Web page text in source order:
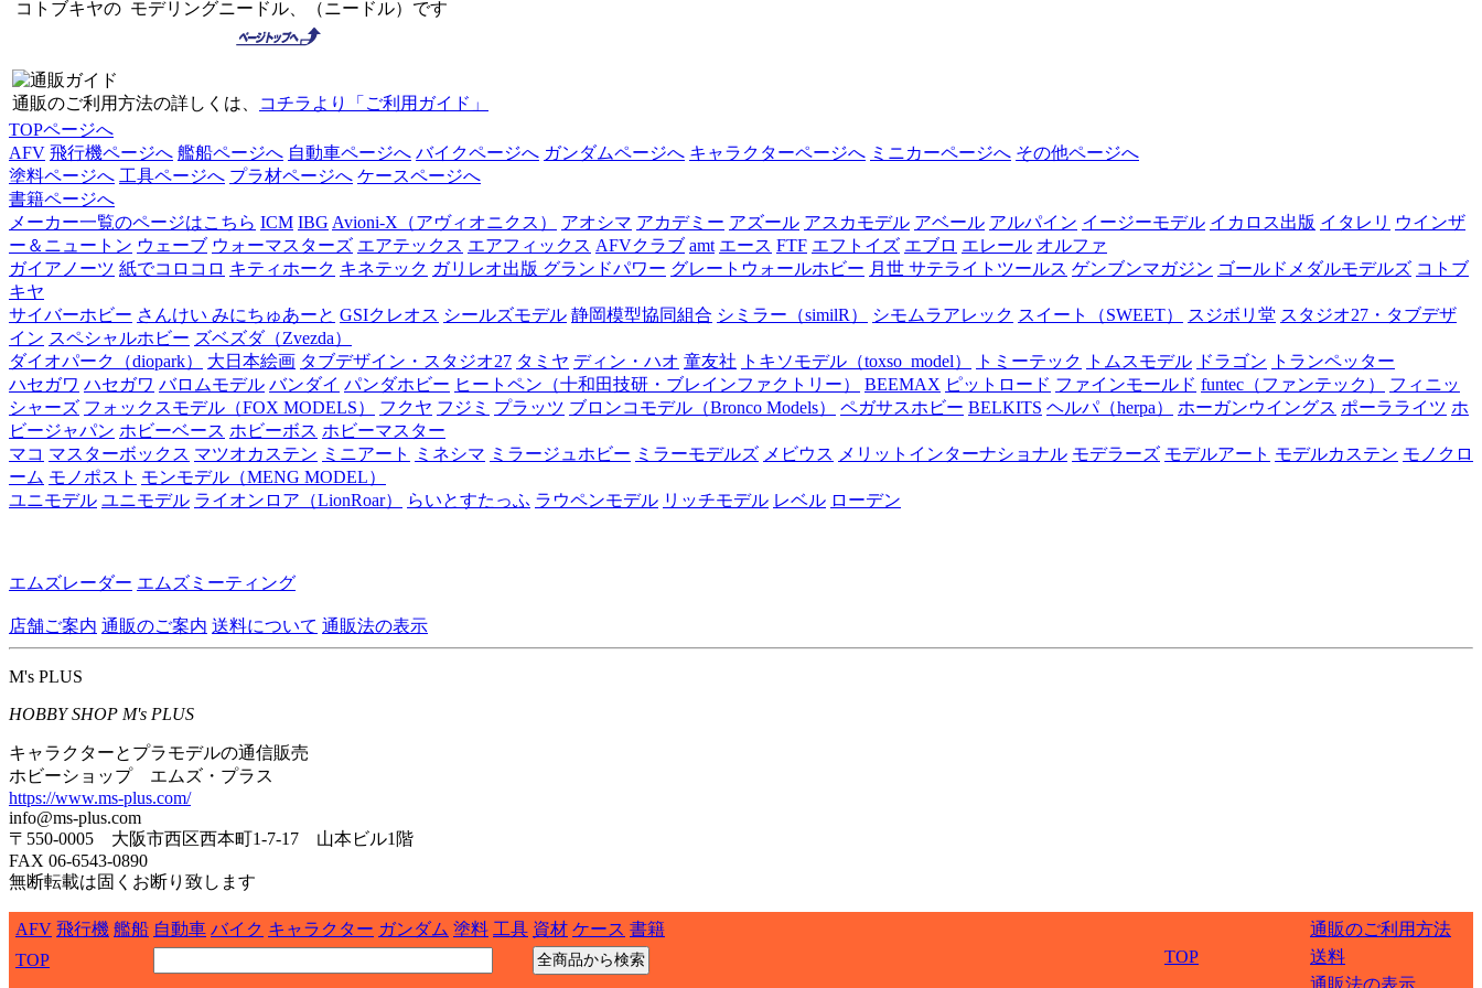
コトブキヤの モデリングニードル、（ニードル）です
通販のご利用方法の詳しくは、
コチラより「ご利用ガイド」
TOPページへ
AFV 飛行機ページへ 艦船ページへ 自動車ページへ バイクページへ ガンダムページへ キャラクターページへ ミニカーページへ その他ページへ
塗料ページへ 工具ページへ プラ材ページへ ケースページへ
書籍ページへ
メーカー一覧のページはこちら ICM IBG Avioni-X（アヴィオニクス） アオシマ アカデミー アズール アスカモデル アベール アルパイン イージーモデル イカロス出版 イタレリ ウインザ
ー＆ニュートン ウェーブ ウォーマスターズ エアテックス エアフィックス AFVクラブ amt エース FTF エフトイズ エブロ エレール オルファ
ガイアノーツ 紙でコロコロ キティホーク キネテック ガリレオ出版 グランドパワー グレートウォールホビー 月世 サテライトツールス ゲンブンマガジン ゴールドメダルモデルズ コトブ
キヤ
サイバーホビー さんけい みにちゅあーと GSIクレオス シールズモデル 静岡模型協同組合 シミラー（similR） シモムラアレック スイート（SWEET） スジボリ堂 スタジオ27・タブデザ
イン スペシャルホビー ズベズダ（Zvezda）
ダイオパーク（diopark）
大日本絵画 タブデザイン・スタジオ27 タミヤ ディン・ハオ 童友社 トキソモデル（toxso_model） トミーテック トムスモデル ドラゴン
トランペッター
ハセガワ ハセガワ バロムモデル バンダイ パンダホビー ヒートペン（十和田技研・ブレインファクトリー） BEEMAX ピットロード ファインモールド funtec（ファンテック）
フィニッ
シャーズ フォックスモデル（FOX MODELS） フクヤ フジミ プラッツ ブロンコモデル（Bronco Models） ペガサスホビー BELKITS ヘルパ（herpa） ホーガンウイングス ポーラライツ ホ
ビージャパン ホビーベース ホビーボス ホビーマスター
マコ マスターボックス マツオカステン ミニアート ミネシマ ミラージュホビー ミラーモデルズ メビウス メリットインターナショナル モデラーズ モデルアート モデルカステン モノクロ
ーム モノポスト モンモデル（MENG MODEL）
ユニモデル ユニモデル ライオンロア（LionRoar） らいとすたっふ ラウペンモデル リッチモデル レベル ローデン
エムズレーダー エムズミーティング
店舗ご案内 通販のご案内 送料について 通販法の表示
M's PLUS
HOBBY SHOP M's PLUS
キャラクターとプラモデルの通信販売
ホビーショップ エムズ・プラス
https://www.ms-plus.com/
info@ms-plus.com
〒550-0005 大阪市西区西本町1-7-17 山本ビル1階
FAX 06-6543-0890
無断転載は固くお断り致します
AFV 飛行機 艦船 自動車 バイク キャラクター ガンダム 塗料 工具 資材 ケース 書籍
TOP
TOP
通販のご利用方法
送料
通販法の表示